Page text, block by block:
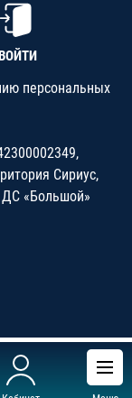
персональных
Сириус,
ДС «Большой»